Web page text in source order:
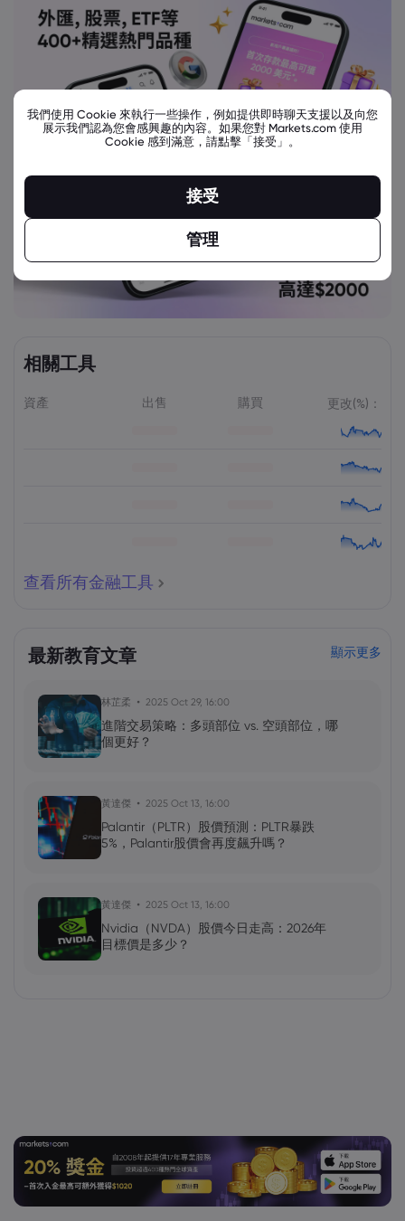
相關工具
資產 出售 購買 更改(%)：
查看所有金融工具
最新教育文章 顯示更多
林芷柔 2025 Oct 29, 16:00
進階交易策略：多頭部位 vs. 空頭部位，哪
個更好？
黃達傑 2025 Oct 13, 16:00
Palantir（PLTR）股價預測：PLTR暴跌
5%，Palantir股價會再度飆升嗎？
黃達傑 2025 Oct 13, 16:00
Nvidia（NVDA）股價今日走高：2026年
目標價是多少？
我們使用 Cookie 來執行一些操作，例如提供即時聊天支援以及向您
展示我們認為您會感興趣的內容。如果您對 Markets.com 使用
Cookie 感到滿意，請點擊「接受」。
接受
管理